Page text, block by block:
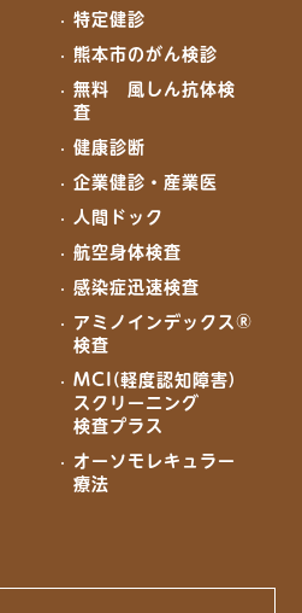
特定健診
熊本市のがん検診
無料 風しん抗体検
査
健康診断
企業健診・産業医
人間ドック
航空身体検査
感染症迅速検査
アミノインデックス®
検査
MCI(軽度認知障害)
スクリーニング
検査プラス
オーソモレキュラー
療法